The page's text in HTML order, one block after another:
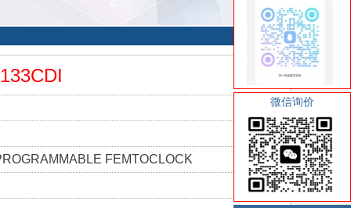
FEMTOCLOCK
微信询价